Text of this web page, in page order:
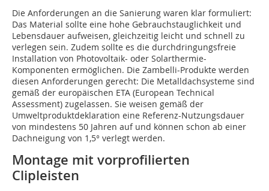
Die Anforderungen an die Sanierung waren klar formuliert:
Das Material sollte eine hohe Gebrauchstauglichkeit und
Lebensdauer aufweisen, gleichzeitig leicht und schnell zu
verlegen sein. Zudem sollte es die durchdringungsfreie
Installation von Photovoltaik- oder Solarthermie-
Komponenten ermöglichen. Die Zambelli-Produkte werden
diesen Anforderungen gerecht: Die Metalldachsysteme sind
gemäß der europäischen ETA (European Technical
Assessment) zugelassen. Sie weisen gemäß der
Umweltproduktdeklaration eine Referenz-Nutzungsdauer
von mindestens 50 Jahren auf und können schon ab einer
Dachneigung von 1,5° verlegt werden.
Montage mit vorprofilierten
Clipleisten